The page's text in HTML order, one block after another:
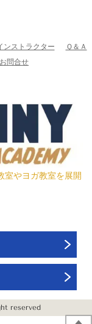
ンストラクター
Ｑ＆Ａ
お問合せ
室やヨガ教室を展開
reserved